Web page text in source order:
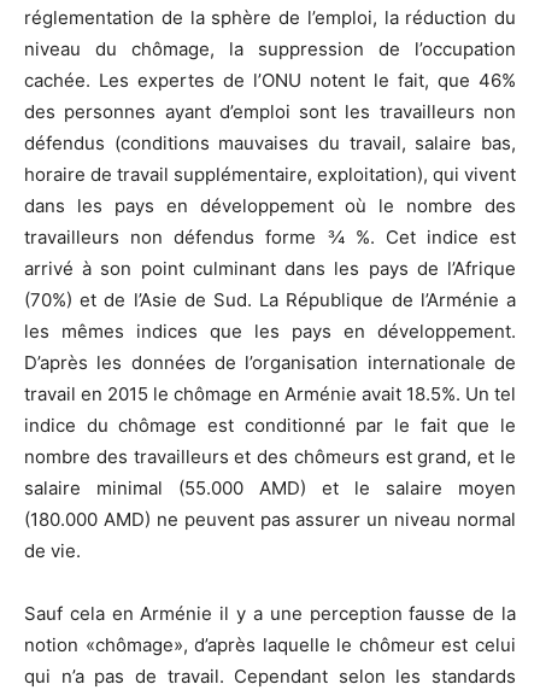
réglementation de la sphère de l’emploi, la réduction du
niveau du chômage, la suppression de l’occupation
cachée. Les expertes de l’ONU notent le fait, que 46%
des personnes ayant d’emploi sont les travailleurs non
défendus (conditions mauvaises du travail, salaire bas,
horaire de travail supplémentaire, exploitation), qui vivent
dans les pays en développement où le nombre des
travailleurs non défendus forme ¾ %. Cet indice est
arrivé à son point culminant dans les pays de l’Afrique
(70%) et de l’Asie de Sud. La République de l’Arménie a
les mêmes indices que les pays en développement.
D’après les données de l’organisation internationale de
travail en 2015 le chômage en Arménie avait 18.5%. Un tel
indice du chômage est conditionné par le fait que le
nombre des travailleurs et des chômeurs est grand, et le
salaire minimal (55.000 AMD) et le salaire moyen
(180.000 AMD) ne peuvent pas assurer un niveau normal
de vie.
Sauf cela en Arménie il y a une perception fausse de la
notion «chômage», d’après laquelle le chômeur est celui
qui n’a pas de travail. Cependant selon les standards